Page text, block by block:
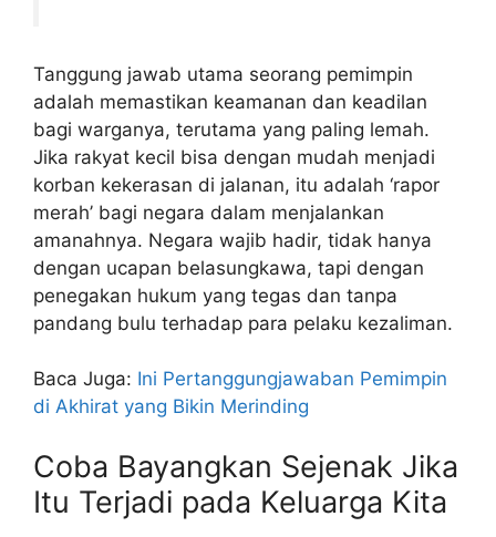
Tanggung jawab utama seorang pemimpin
adalah memastikan keamanan dan keadilan
bagi warganya, terutama yang paling lemah.
Jika rakyat kecil bisa dengan mudah menjadi
korban kekerasan di jalanan, itu adalah ‘rapor
merah’ bagi negara dalam menjalankan
amanahnya. Negara wajib hadir, tidak hanya
dengan ucapan belasungkawa, tapi dengan
penegakan hukum yang tegas dan tanpa
pandang bulu terhadap para pelaku kezaliman.
Baca Juga: Ini Pertanggungjawaban Pemimpin
di Akhirat yang Bikin Merinding
Coba Bayangkan Sejenak Jika
Itu Terjadi pada Keluarga Kita